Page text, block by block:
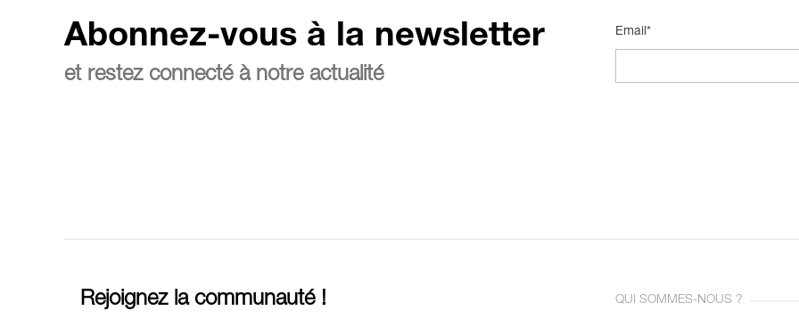
Abonnez-vous à la newsletter
et restez connecté à notre actualité
Email*
Rejoignez la communauté ! QUI SOMMES-NOUS ?